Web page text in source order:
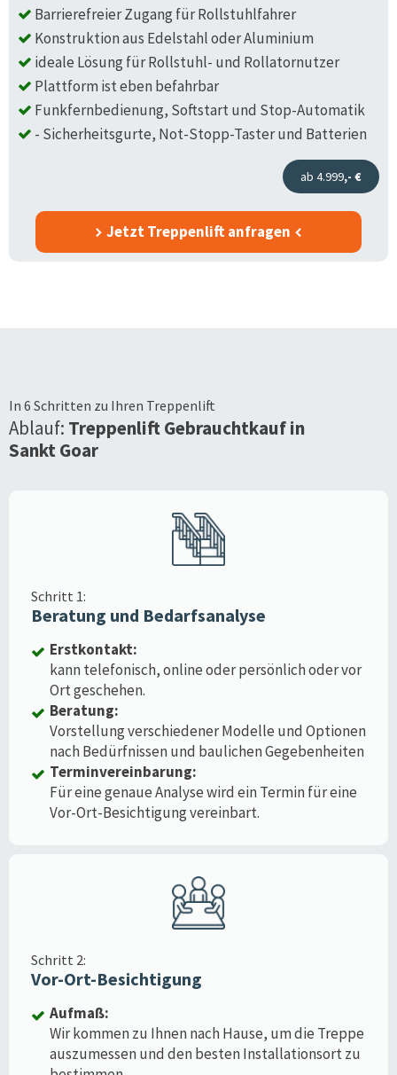
Barrierefreier Zugang für Rollstuhlfahrer
Konstruktion aus Edelstahl oder Aluminium
ideale Lösung für Rollstuhl- und Rollatornutzer
Plattform ist eben befahrbar
Funkfernbedienung, Softstart und Stop-Automatik
- Sicherheitsgurte, Not-Stopp-Taster und Batterien
ab 4.999,- €
Jetzt Treppenlift anfragen
In 6 Schritten zu Ihren Treppenlift
Ablauf: Treppenlift Gebrauchtkauf in
Sankt Goar
Schritt 1:
Beratung und Bedarfsanalyse
Erstkontakt:
kann telefonisch, online oder persönlich oder vor
Ort geschehen.
Beratung:
Vorstellung verschiedener Modelle und Optionen
nach Bedürfnissen und baulichen Gegebenheiten
Terminvereinbarung:
Für eine genaue Analyse wird ein Termin für eine
Vor-Ort-Besichtigung vereinbart.
Schritt 2:
Vor-Ort-Besichtigung
Aufmaß:
Wir kommen zu Ihnen nach Hause, um die Treppe
auszumessen und den besten Installationsort zu